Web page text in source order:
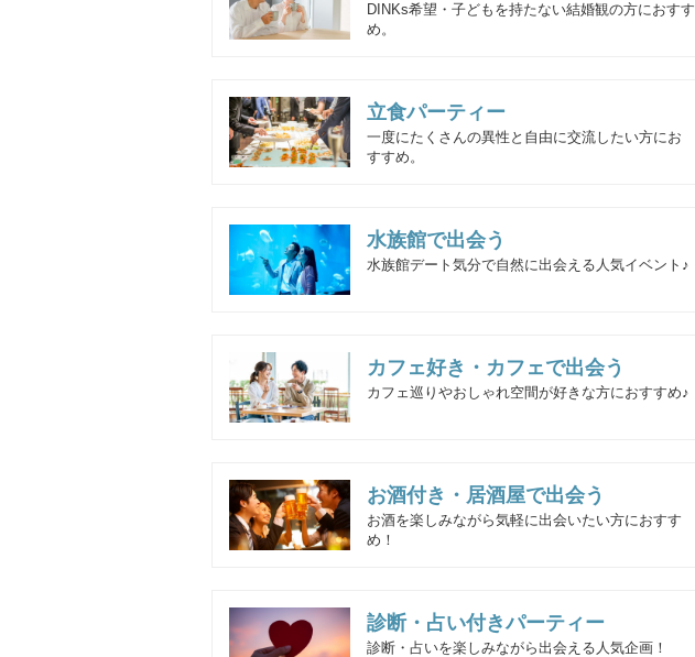
DINKs希望・子どもを持たない結婚観の方におすす
め。
立食パーティー
一度にたくさんの異性と自由に交流したい方にお
すすめ。
水族館で出会う
水族館デート気分で自然に出会える人気イベント♪
カフェ好き・カフェで出会う
カフェ巡りやおしゃれ空間が好きな方におすすめ♪
お酒付き・居酒屋で出会う
お酒を楽しみながら気軽に出会いたい方におすす
め！
診断・占い付きパーティー
診断・占いを楽しみながら出会える人気企画！